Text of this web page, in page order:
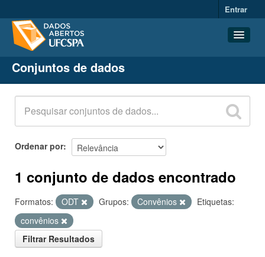
Entrar
Conjuntos de dados
Organizações
Grupos
Sobre
Conjuntos de dados
Ordenar por
1 conjunto de dados encontrado
Formatos: ODT Grupos: Convênios
Etiquetas:
convênios
Filtrar Resultados